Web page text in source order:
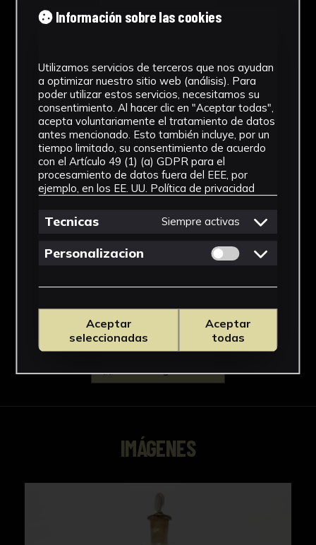
Tipología
Cronología
SF
Materiales
Vidrio
Ubicación
Facultad de Farmacia
Ver más
Descargar Ficha
IMÁGENES
Información sobre las cookies
Utilizamos servicios de terceros que nos ayudan
a optimizar nuestro sitio web (análisis). Para
poder utilizar estos servicios, necesitamos su
consentimiento. Al hacer clic en "Aceptar todas",
acepta voluntariamente el tratamiento de datos
antes mencionado. Esto también incluye, por un
tiempo limitado, su consentimiento de acuerdo
con el Artículo 49 (1) (a) GDPR para el
procesamiento de datos fuera del EEE, por
ejemplo, en los EE. UU. Política de privacidad
Tecnicas Siempre activas
Personalizacion Permitir cookies
Aceptar
seleccionadas
Aceptar
todas